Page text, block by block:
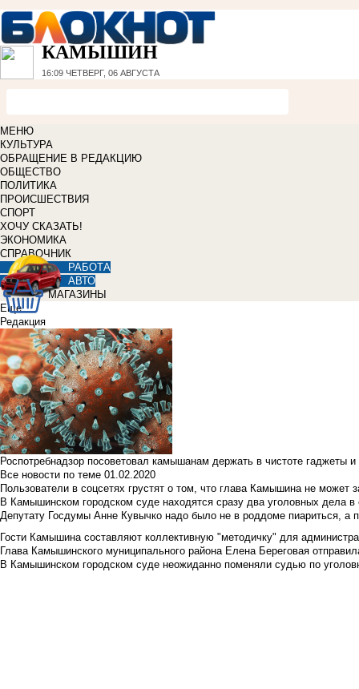
КАМЫШИН
16:09 ЧЕТВЕРГ, 06 АВГУСТА
МЕНЮ
КУЛЬТУРА
ОБРАЩЕНИЕ В РЕДАКЦИЮ
ОБЩЕСТВО
ПОЛИТИКА
ПРОИСШЕСТВИЯ
СПОРТ
ХОЧУ СКАЗАТЬ!
ЭКОНОМИКА
СПРАВОЧНИК
РАБОТА
АВТО
МАГАЗИНЫ
Еще
Редакция
Роспотребнадзор посоветовал камышанам держать в чистоте гаджеты
Все новости по теме 01.02.2020
Пользователи в соцсетях грустят о том, что глава Камышина не может
В Камышинском городском суде находятся сразу два уголовных дела
Депутату Госдумы Анне Кувычко надо было не в роддоме пиариться, а
Гости Камышина составляют коллективную "методичку" для
Глава Камышинского муниципального района Елена Береговая
В Камышинском городском суде неожиданно поменяли судью по